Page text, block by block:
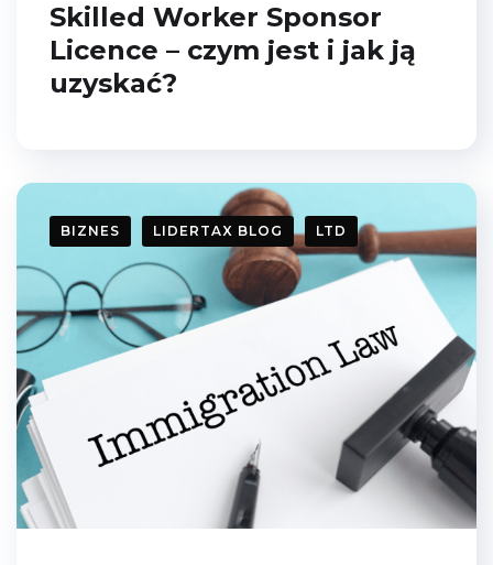
Skilled Worker Sponsor
Licence – czym jest i jak ją
uzyskać?
BIZNES LIDERTAX BLOG LTD